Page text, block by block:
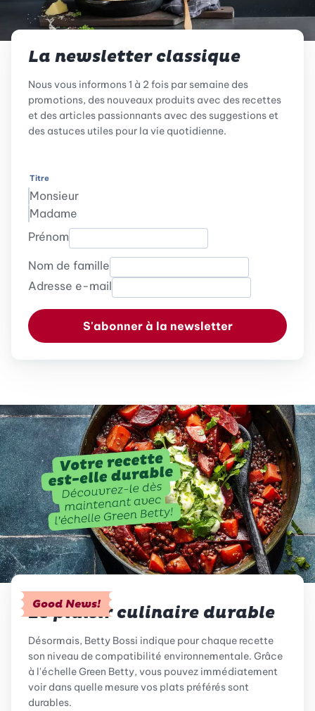
La newsletter classique
Nous vous informons 1 à 2 fois par semaine des
promotions, des nouveaux produits avec des recettes
et des articles passionnants avec des suggestions et
des astuces utiles pour la vie quotidienne.
Titre
Monsieur
Madame
Prénom
Nom de famille
Adresse e-mail
S'abonner à la newsletter
Good News!
Le plaisir culinaire durable
Désormais, Betty Bossi indique pour chaque recette
son niveau de compatibilité environnementale. Grâce
à l'échelle Green Betty, vous pouvez immédiatement
voir dans quelle mesure vos plats préférés sont
durables.